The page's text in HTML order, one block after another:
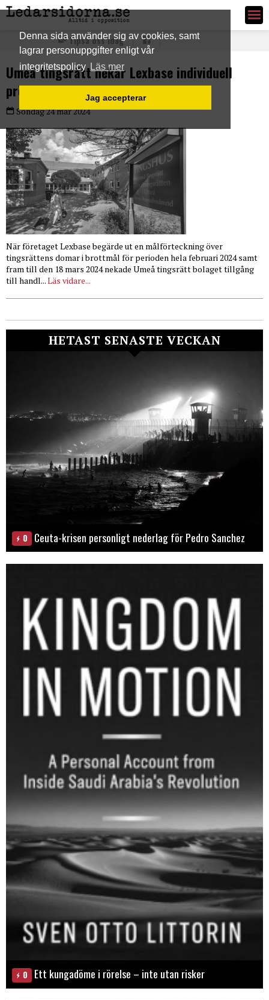
Denna sida använder sig av cookies, samt
lagrar personuppgifter enligt vår
integritetspolicy Läs mer
Jag accepterar
Ledarsidorna.se
Tipsa oss idag
Umeå tingsrätt nekar Lexbase individuell
prövning vid utlämningsbeslut
Söndag 24 mar 2024
När företaget Lexbase begärde ut en målförteckning över
tingsrättens domar i brottmål för perioden hela februari 2024 samt
fram till den 18 mars 2024 nekade Umeå tingsrätt bolaget tillgång
till handl...Läs vidare...
HETAST SENASTE VECKAN
0 Ceuta-krisen personligt nederlag för Pedro Sanchez
0 Ett kungadöme i rörelse – inte utan risker